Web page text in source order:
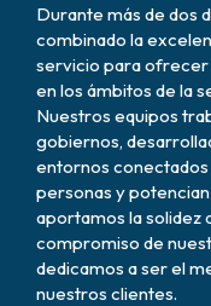
Durante más de dos
combinado la
servicio para ofrecer
en los ámbitos de la
Nuestros equipos
gobiernos,
entornos
personas y
aportamos la solidez
compromiso de
dedicamos a ser el
nuestros clientes.